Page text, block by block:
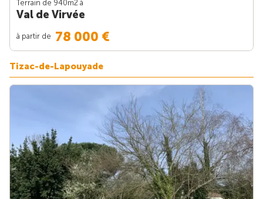
Terrain de 940m2 à
Val de Virvée
à partir de 78 000 €
Tizac-de-Lapouyade